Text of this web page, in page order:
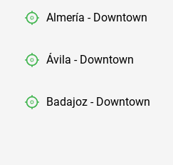
Almería - Downtown
Ávila - Downtown
Badajoz - Downtown